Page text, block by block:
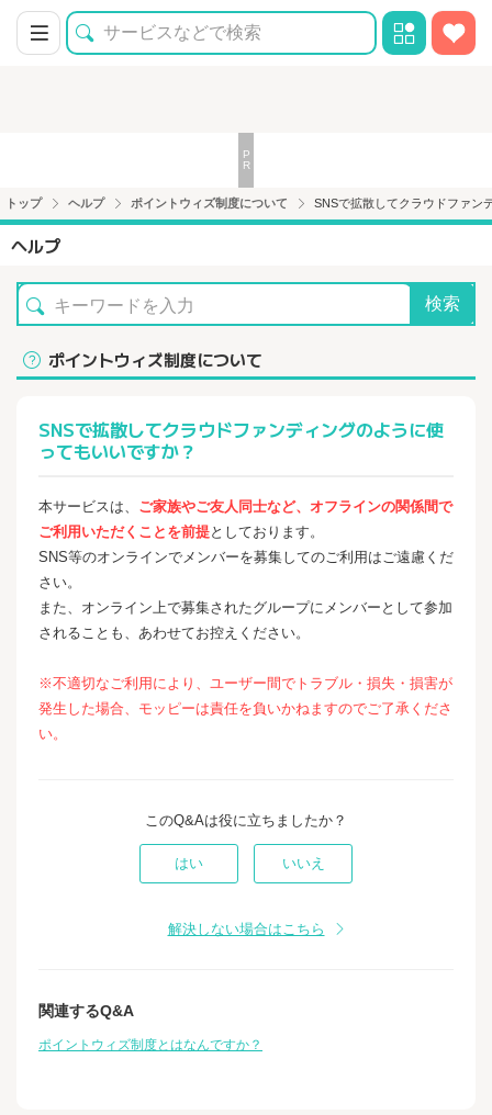
トップ ヘルプ ポイントウィズ制度について SNSで拡散してクラウドファン
ヘルプ
検索
ポイントウィズ制度について
SNSで拡散してクラウドファンディングのように使
ってもいいですか？
本サービスは、 ご家族やご友人同士など、オフラインの関係間で
ご利用いただくことを前提としております。
SNS等のオンラインでメンバーを募集してのご利用はご遠慮くだ
さい。
また、オンライン上で募集されたグループにメンバーとして参加
されることも、あわせてお控えください。
※不適切なご利用により、ユーザー間でトラブル・損失・損害が
発生した場合、モッピーは責任を負いかねますのでご了承くださ
い。
このQ&Aは役に立ちましたか？
はい いいえ
解決しない場合はこちら
関連するQ&A
ポイントウィズ制度とはなんですか？